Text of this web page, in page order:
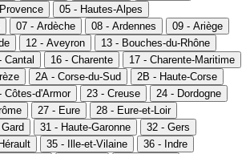
05 - Hautes-Alpes
07 - Ardèche 08 - Ardennes
09 - Ariège
12 - Aveyron
13 - Bouches-du-Rhône
Cantal 16 - Charente
17 - Charente-Maritime
2A - Corse-du-Sud
2B - Haute-Corse
Côtes-d'Armor 23 - Creuse
24 - Dordogne
27 - Eure
28 - Eure-et-Loir
31 - Haute-Garonne
32 - Gers
35 - Ille-et-Vilaine
36 - Indre